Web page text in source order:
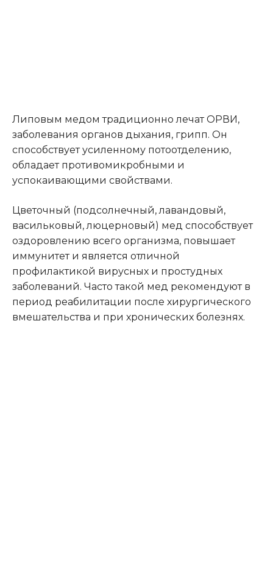
Липовым медом традиционно лечат ОРВИ,
заболевания органов дыхания, грипп. Он
способствует усиленному потоотделению,
обладает противомикробными и
успокаивающими свойствами.
Цветочный (подсолнечный, лавандовый,
васильковый, люцерновый) мед способствует
оздоровлению всего организма, повышает
иммунитет и является отличной
профилактикой вирусных и простудных
заболеваний. Часто такой мед рекомендуют в
период реабилитации после хирургического
вмешательства и при хронических болезнях.